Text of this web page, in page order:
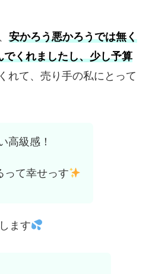
安かろう悪かろうでは無く
くれましたし、少し予算
れて、売り手の私にとって
高級感！
って幸せっす
ます